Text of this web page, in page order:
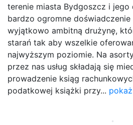
terenie miasta Bydgoszcz i jego
bardzo ogromne
wyjątkowo ambitną drużynę,
starań tak aby wszelkie
najwyższym poziomie. Na
przez nas usług składają się
prowadzenie ksiąg
podatkowej książki przy...